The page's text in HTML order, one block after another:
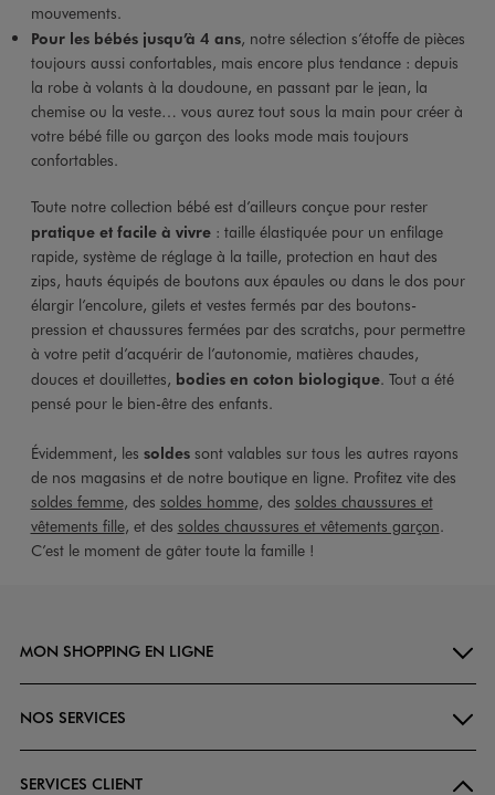
mouvements.
Pour les bébés jusqu’à 4 ans, notre sélection s’étoffe de pièces
toujours aussi confortables, mais encore plus tendance : depuis
la robe à volants à la doudoune, en passant par le jean, la
chemise ou la veste… vous aurez tout sous la main pour créer à
votre bébé fille ou garçon des looks mode mais toujours
confortables.
Toute notre collection bébé est d’ailleurs conçue pour rester
pratique et facile à vivre: taille élastiquée pour un enfilage
rapide, système de réglage à la taille, protection en haut des
zips, hauts équipés de boutons aux épaules ou dans le dos pour
élargir l’encolure, gilets et vestes fermés par des boutons-
pression et chaussures fermées par des scratchs, pour permettre
à votre petit d’acquérir de l’autonomie, matières chaudes,
douces et douillettes, bodies en coton biologique. Tout a été
pensé pour le bien-être des enfants.
Évidemment, les soldes sont valables sur tous les autres rayons
de nos magasins et de notre boutique en ligne. Profitez vite des
soldes femme, des soldes homme, des soldes chaussures et
vêtements fille, et des soldes chaussures et vêtements garçon.
C’est le moment de gâter toute la famille !
MON SHOPPING EN LIGNE
NOS SERVICES
SERVICES CLIENT